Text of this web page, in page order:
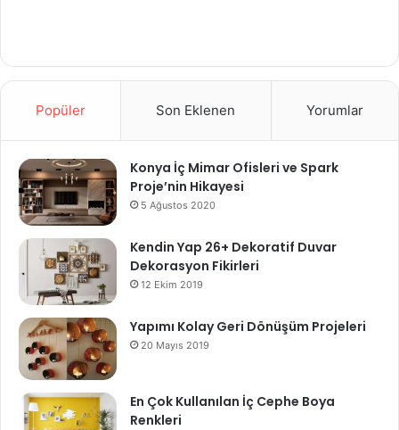
Popüler Son Eklenen Yorumlar
Konya İç Mimar Ofisleri ve Spark
Proje’nin Hikayesi
5 Ağustos 2020
Kendin Yap 26+ Dekoratif Duvar
Dekorasyon Fikirleri
12 Ekim 2019
Yapımı Kolay Geri Dönüşüm Projeleri
20 Mayıs 2019
En Çok Kullanılan İç Cephe Boya
Renkleri